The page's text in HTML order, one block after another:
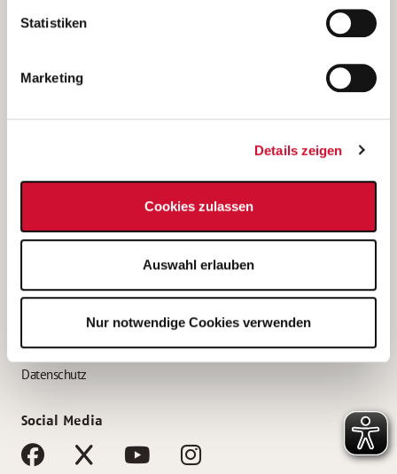
unsererDatenschutzerklärung
Statistiken
Marketing
Details zeigen
Cookies zulassen
Auswahl erlauben
Nur notwendige Cookies verwenden
(Ein Tochterunternehmen des AWO Bezirksverbandes Unterfranken
e.V.)
Bewerbung als Altenpflegehelfer*in
Bewerbung als Erzieher*in
AWO Gliederungen nach Bundesland
Impressum
Datenschutz
Social Media